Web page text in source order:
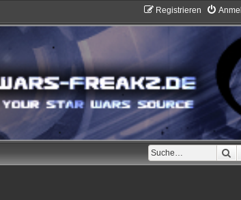
Registrieren